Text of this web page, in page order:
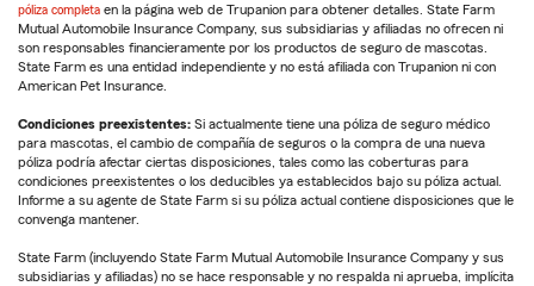
póliza completa en la página web de Trupanion para obtener detalles. State Farm
Mutual Automobile Insurance Company, sus subsidiarias y afiliadas no ofrecen ni
son responsables financieramente por los productos de seguro de mascotas.
State Farm es una entidad independiente y no está afiliada con Trupanion ni con
American Pet Insurance.
Condiciones preexistentes: Si actualmente tiene una póliza de seguro médico
para mascotas, el cambio de compañía de seguros o la compra de una nueva
póliza podría afectar ciertas disposiciones, tales como las coberturas para
condiciones preexistentes o los deducibles ya establecidos bajo su póliza actual.
Informe a su agente de State Farm si su póliza actual contiene disposiciones que le
convenga mantener.
State Farm (incluyendo State Farm Mutual Automobile Insurance Company y sus
subsidiarias y afiliadas) no se hace responsable y no respalda ni aprueba, implícita